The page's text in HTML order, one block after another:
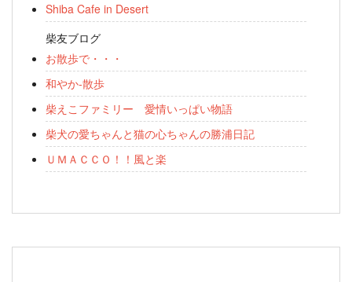
Shiba Cafe in Desert
柴友ブログ
お散歩で・・・
和やか-散歩
柴えこファミリー 愛情いっぱい物語
柴犬の愛ちゃんと猫の心ちゃんの勝浦日記
ＵＭＡＣＣＯ！！風と楽